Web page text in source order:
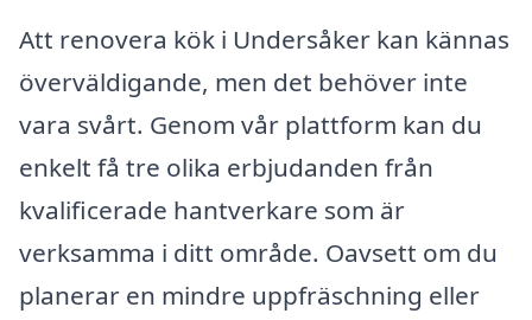
Att renovera kök i Undersåker kan kännas
överväldigande, men det behöver inte
vara svårt. Genom vår plattform kan du
enkelt få tre olika erbjudanden från
kvalificerade hantverkare som är
verksamma i ditt område. Oavsett om du
planerar en mindre uppfräschning eller